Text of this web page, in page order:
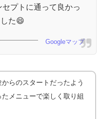
セプトに通って良かっ
た😄
Googleマップ
からのスタートだったよう
メニューで楽しく取り組